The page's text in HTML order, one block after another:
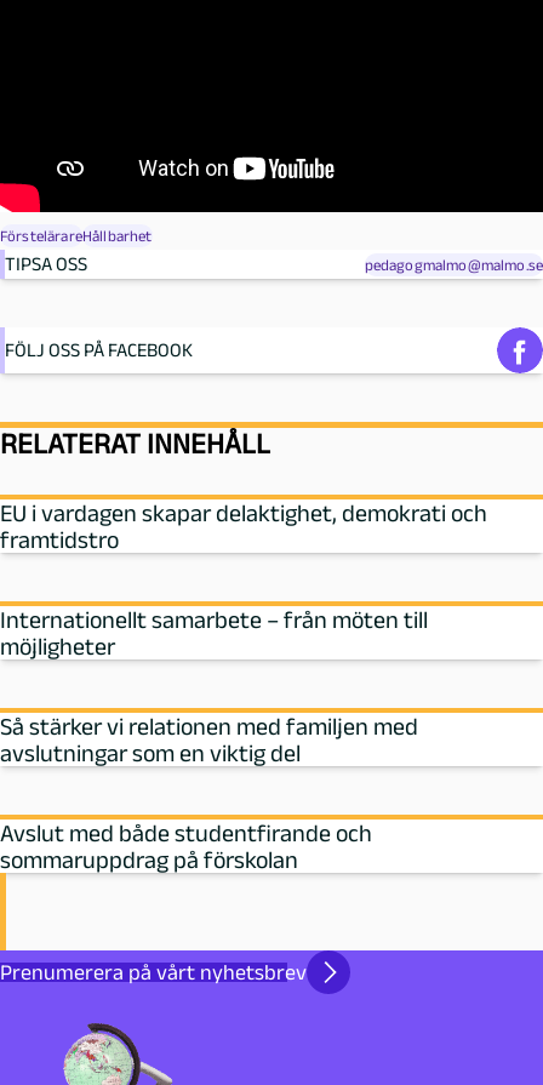
FörstelärareHållbarhet
TIPSA OSS pedagogmalmo@malmo.se
FÖLJ OSS PÅ FACEBOOK
RELATERAT INNEHÅLL
EU i vardagen skapar delaktighet, demokrati och
framtidstro
Internationellt samarbete – från möten till
möjligheter
Så stärker vi relationen med familjen med
avslutningar som en viktig del
Avslut med både studentfirande och
sommaruppdrag på förskolan
Prenumerera på vårt nyhetsbrev